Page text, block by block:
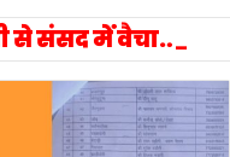
‘गौमूत्र विशेषज्ञ’ टिप्पणी से संसद में वैचारिक विस्फोट: प्रियंका गांधी के एक बयान ने बदला राजनीतिक विमर्श का पूरा परिदृश्य, सत्ता–विपक्ष आमने-सामने